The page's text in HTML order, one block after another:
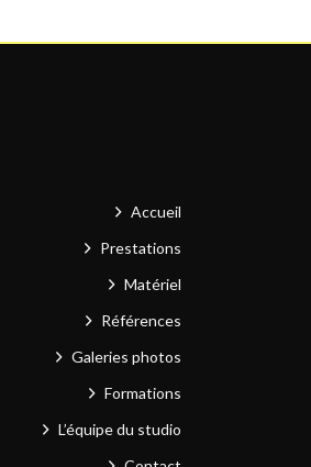
Accueil
Prestations
Matériel
Références
Galeries photos
Formations
L’équipe du studio